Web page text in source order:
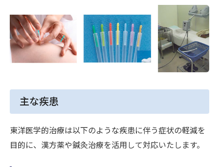
主な疾患
東洋医学的治療は以下のような疾患に伴う症状の軽減を
目的に、漢方薬や鍼灸治療を活用して対応いたします。